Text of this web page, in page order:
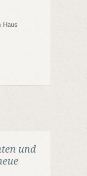
Haus
und